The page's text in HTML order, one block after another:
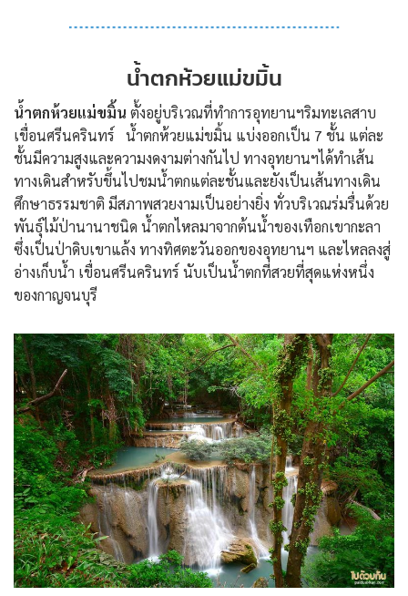
น้ำตกห้วยแม่ขมิ้น
น้ำตกห้วยแม่ขมิ้น ตั้งอยู่บริเวณที่ทำการอุทยานฯริมทะเลสาบ
เขื่อนศรีนครินทร์ น้ำตกห้วยแม่ขมิ้น แบ่งออกเป็น 7 ชั้น แต่ละ
ชั้นมีความสูงและความงดงามต่างกันไป ทางอุทยานฯได้ทำเส้น
ทางเดินสำหรับขึ้นไปชมน้ำตกแต่ละชั้นและยังเป็นเส้นทางเดิน
ศึกษาธรรมชาติ มีสภาพสวยงามเป็นอย่างยิ่ง ทั่วบริเวณร่มรื่นด้วย
พันธุ์ไม้ป่านานาชนิด น้ำตกไหลมาจากต้นน้ำของเทือกเขากะลา
ซึ่งเป็นป่าดิบเขาแล้ง ทางทิศตะวันออกของอุทยานฯ และไหลลงสู่
อ่างเก็บน้ำ เขื่อนศรีนครินทร์ นับเป็นน้ำตกที่สวยที่สุดแห่งหนึ่ง
ของกาญจนบุรี